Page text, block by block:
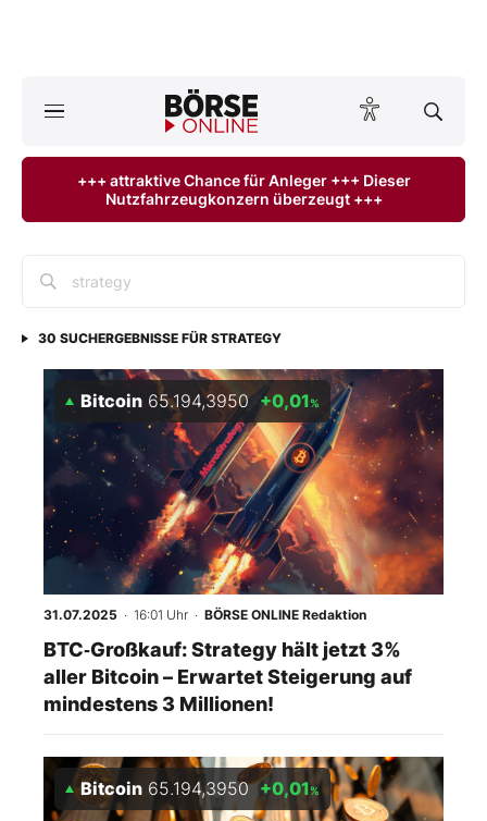
ktuelle Ausgabe BÖRSE ONLINE lesen
Abo & Shop
BO-Musterdepots
Experten
Mein B:O
Mein Konto
Folgen Sie uns
+++ attraktive Chance für Anleger +++ Dieser
Nutzfahrzeugkonzern überzeugt +++
30 SUCHERGEBNISSE FÜR STRATEGY
Bitcoin 65.194,3950 +0,01%
31.07.2025 · 16:01 Uhr · BÖRSE ONLINE Redaktion
BTC‑Großkauf: Strategy hält jetzt 3%
aller Bitcoin – Erwartet Steigerung auf
mindestens 3 Millionen!
Bitcoin 65.194,3950 +0,01%